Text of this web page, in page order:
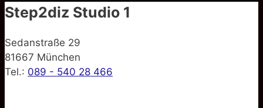
Step2diz Studio 1
Sedanstraße 29
81667 München
Tel.: 089 - 540 28 466